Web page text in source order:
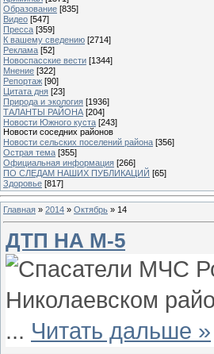
Образование [835]
Видео [547]
Пресса [359]
К вашему сведению [2714]
Реклама [52]
Новоспасские вести [1344]
Мнение [322]
Репортаж [90]
Цитата дня [23]
Природа и экология [1936]
ТАЛАНТЫ РАЙОНА [204]
Новости Южного куста [243]
Новости соседних районов
Новости сельских поселений района [356]
Острая тема [355]
Официальная информация [266]
ПО СЛЕДАМ НАШИХ ПУБЛИКАЦИЙ [65]
Здоровье [817]
Главная » 2014 » Октябрь » 14
ДТП НА М-5
... Читать дальше »